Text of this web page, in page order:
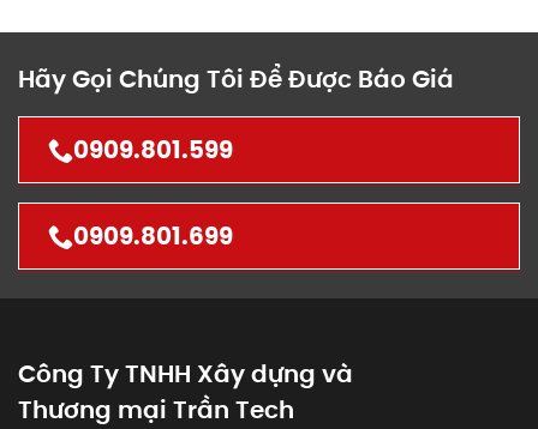
Hãy Gọi Chúng Tôi Để Được Báo Giá
0909.801.599
0909.801.699
Công Ty TNHH Xây dựng và
Thương mại Trần Tech